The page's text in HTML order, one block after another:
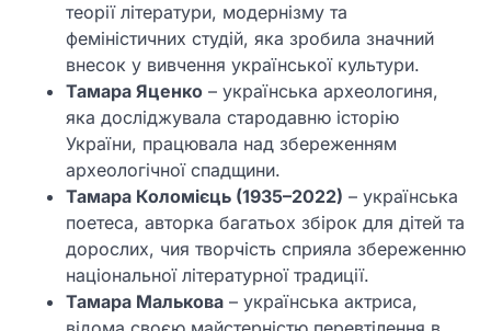
теорії літератури, модернізму та
феміністичних студій, яка зробила значний
внесок у вивчення української культури.
Тамара Яценко – українська археологиня,
яка досліджувала стародавню історію
України, працювала над збереженням
археологічної спадщини.
Тамара Коломієць (1935–2022) – українська
поетеса, авторка багатьох збірок для дітей та
дорослих, чия творчість сприяла збереженню
національної літературної традиції.
Тамара Малькова – українська актриса,